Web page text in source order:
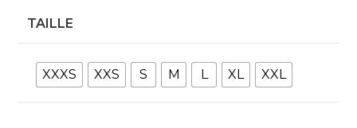
TAILLE
XXXS XXS S M L XL XXL